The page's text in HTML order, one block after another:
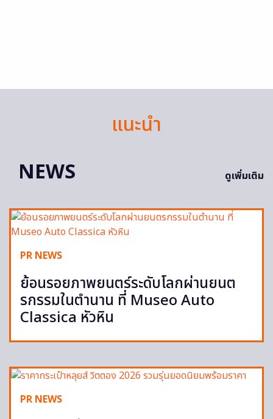
แนะนำ
NEWS
ดูเพิ่มเติม
PR NEWS
ย้อนรอยภาพยนตร์ระดับโลกผ่านยนต
รกรรมในตำนาน ที่ Museo Auto
Classica หัวหิน
PR NEWS